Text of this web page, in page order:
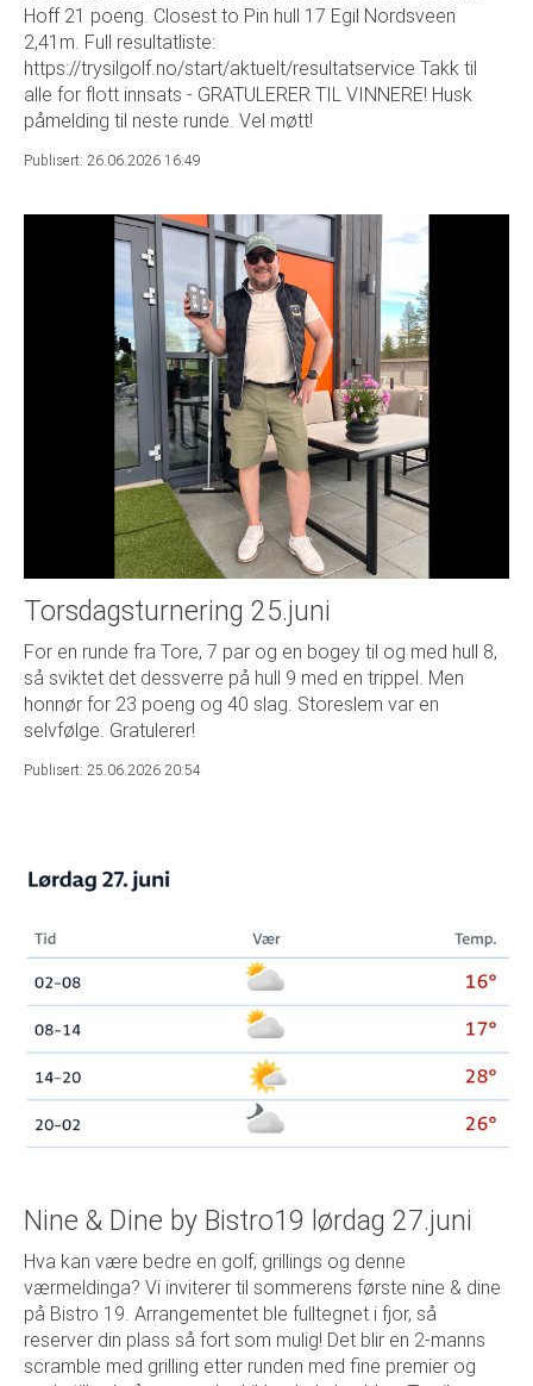
Hoff 21 poeng. Closest to Pin hull 17 Egil Nordsveen
2,41m. Full resultatliste:
https://trysilgolf.no/start/aktuelt/resultatservice Takk til
alle for flott innsats - GRATULERER TIL VINNERE! Husk
påmelding til neste runde. Vel møtt!
Publisert: 26.06.2026 16:49
Torsdagsturnering 25.juni
For en runde fra Tore, 7 par og en bogey til og med hull 8,
så sviktet det dessverre på hull 9 med en trippel. Men
honnør for 23 poeng og 40 slag. Storeslem var en
selvfølge. Gratulerer!
Publisert: 25.06.2026 20:54
Nine & Dine by Bistro19 lørdag 27.juni
Hva kan være bedre en golf, grillings og denne
værmeldinga? Vi inviterer til sommerens første nine & dine
på Bistro 19. Arrangementet ble fulltegnet i fjor, så
reserver din plass så fort som mulig! Det blir en 2-manns
scramble med grilling etter runden med fine premier og